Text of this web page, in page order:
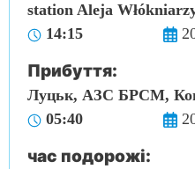
station Aleja
14:15
Прибуття:
Луцьк, АЗС БРСМ,
05:40
час подорожі: